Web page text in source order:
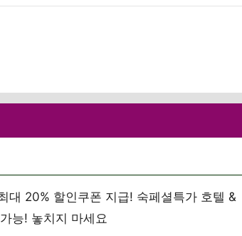
대 20% 할인쿠폰 지급! 숙페셜특가 호텔 &
능! 놓치지 마세요